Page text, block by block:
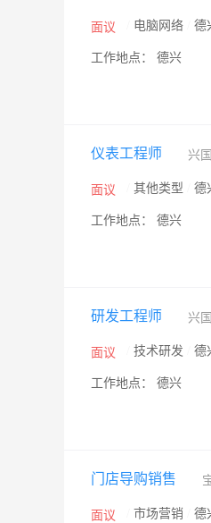
面议 电脑网络 德
工作地点： 德兴
仪表工程师 兴
面议 其他类型 德
工作地点： 德兴
研发工程师 兴
面议 技术研发 德
工作地点： 德兴
门店导购销售
面议 市场营销 德